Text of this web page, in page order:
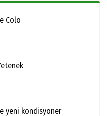
Colo
yeni kondisyoner